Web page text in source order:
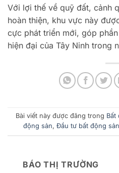
Với lợi thế về quỹ đất, cảnh
hoàn thiện, khu vực này
cực phát triển mới, góp
hiện đại của Tây Ninh trong
Bài viết này được đăng trong Bất
động sản, Đầu tư bất động
BÁO THỊ TRƯỜNG